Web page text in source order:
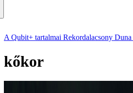
A Qubit+ tartalmai Rekordalacsony Duna
kőkor